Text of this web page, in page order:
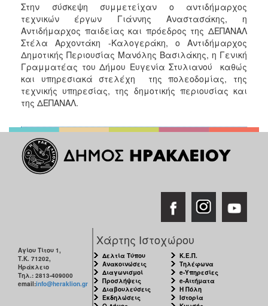
Στην σύσκεψη συμμετείχαν ο αντιδήμαρχος
τεχνικών έργων Γιάννης Αναστασάκης, η
Αντιδήμαρχος παιδείας και πρόεδρος της ΔΕΠΑΝΑΛ
Στέλα Αρχοντάκη -Καλογεράκη, ο Αντιδήμαρχος
Δημοτικής Περιουσίας Μανόλης Βασιλάκης, η Γενική
Γραμματέας του Δήμου Ευγενία Στυλιανού καθώς
και υπηρεσιακά στελέχη της πολεοδομίας, της
τεχνικής υπηρεσίας, της δημοτικής περιουσίας και
της ΔΕΠΑΝΑΛ.
Αγίου Τίτου 1,
Τ.Κ. 71202,
Ηράκλειο
Τηλ.: 2813-409000
email:info@heraklion.gr
Χάρτης Ιστοχώρου
Δελτία Τύπου
Ανακοινώσεις
Διαγωνισμοί
Προσλήψεις
Διαβουλεύσεις
Εκδηλώσεις
Κ.Ε.Π.
Τηλέφωνα
e-Υπηρεσίες
e-Αιτήματα
Η Πόλη
Ιστορία